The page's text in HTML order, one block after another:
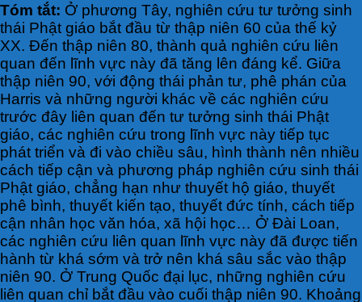
Tóm tắt: Ở phương Tây, nghiên cứu tư tưởng sinh
thái Phật giáo bắt đầu từ thập niên 60 của thế kỷ
XX. Đến thập niên 80, thành quả nghiên cứu liên
quan đến lĩnh vực này đã tăng lên đáng kể. Giữa
thập niên 90, với động thái phản tư, phê phán của
Harris và những người khác về các nghiên cứu
trước đây liên quan đến tư tưởng sinh thái Phật
giáo, các nghiên cứu trong lĩnh vực này tiếp tục
phát triển và đi vào chiều sâu, hình thành nên nhiều
cách tiếp cận và phương pháp nghiên cứu sinh thái
Phật giáo, chẳng hạn như thuyết hộ giáo, thuyết
phê bình, thuyết kiến tạo, thuyết đức tính, cách tiếp
cận nhân học văn hóa, xã hội học… Ở Đài Loan,
các nghiên cứu liên quan lĩnh vực này đã được tiến
hành từ khá sớm và trở nên khá sâu sắc vào thập
niên 90. Ở Trung Quốc đại lục, những nghiên cứu
liên quan chỉ bắt đầu vào cuối thập niên 90. Khoảng